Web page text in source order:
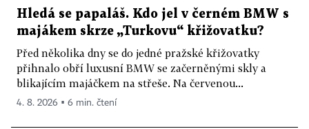
Hledá se papaláš. Kdo jel v černém BMW s
majákem skrze „Turkovu“ křižovatku?
Před několika dny se do jedné pražské křižovatky
přihnalo obří luxusní BMW se začerněnými skly a
blikajícím majáčkem na střeše. Na červenou...
4. 8. 2026 ▪ 6 min. čtení